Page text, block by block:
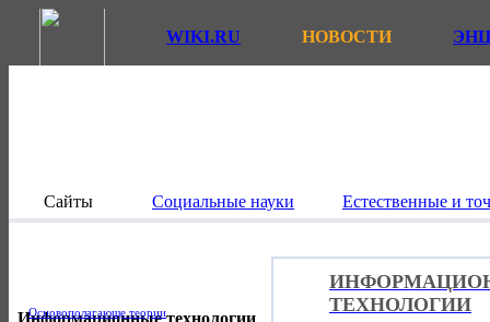
WIKI.RU НОВОСТИ
Сайты Социальные науки Естественные и
Информационные технологии
Основополагающе теории
ТЕХНОЛОГИИ